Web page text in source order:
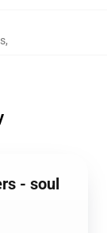
,
- soul